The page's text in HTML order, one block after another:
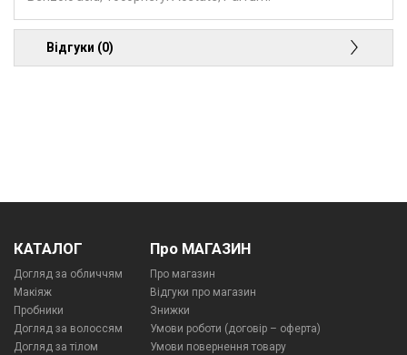
Відгуки (0)
КАТАЛОГ
Догляд за обличчям
Макіяж
Пробники
Догляд за волоссям
Догляд за тілом
Про МАГАЗИН
Про магазин
Відгуки про магазин
Знижки
Умови роботи (договір – оферта)
Умови повернення товару